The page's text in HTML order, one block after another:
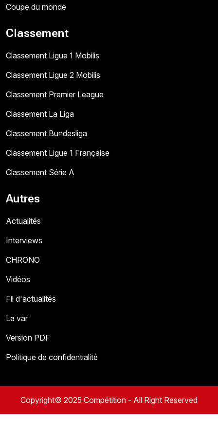
Coupe du monde
Classement
Classement Ligue 1 Mobilis
Classement Ligue 2 Mobilis
Classement Premier League
Classement La Liga
Classement Bundesliga
Classement Ligue 1 Française
Classement Série A
Autres
Actualités
Interviews
CHRONO
Vidéos
Fil d'actualités
La var
Version PDF
Politique de confidentialité
Copyright© 2025 Compétition - All Right Reserved